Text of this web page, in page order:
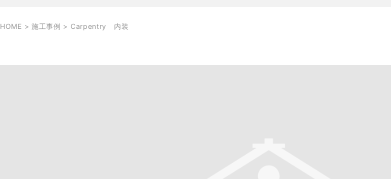
HOME > 施工事例 > Carpentry 内装